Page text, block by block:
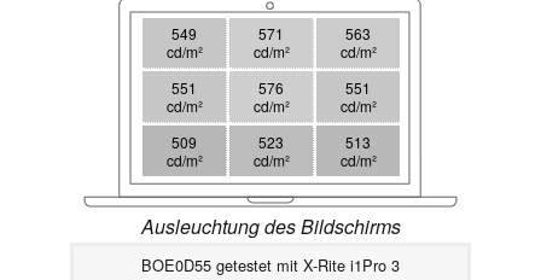
549
cd/m²
571
cd/m²
563
cd/m²
551
cd/m²
576
cd/m²
551
cd/m²
509
cd/m²
523
cd/m²
513
cd/m²
Ausleuchtung des Bildschirms
BOE0D55 getestet mit X-Rite i1Pro 3